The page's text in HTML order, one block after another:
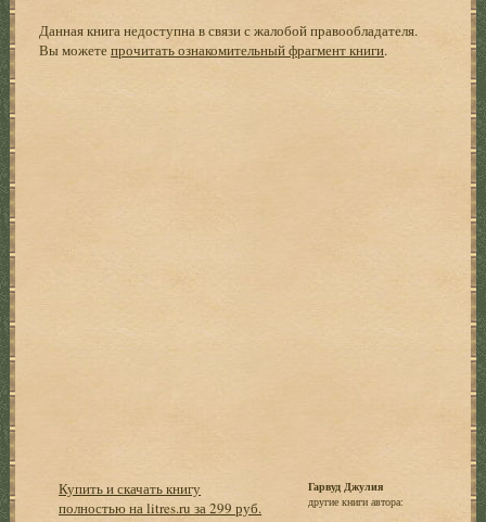
Данная книга недоступна в связи с жалобой правообладателя.
Вы можетепрочитать ознакомительный фрагмент книги.
Купить и скачать книгу
полностью на litres.ru за 299 руб.
Гарвуд Джулия
другие книги автора: